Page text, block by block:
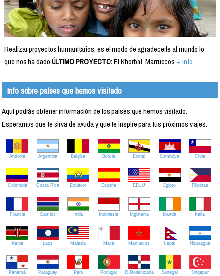
Realizar proyectos humanitarios, es el modo de agradecerle al mundo lo
que nos ha dado.ÚLTIMO PROYECTO:El Khorbat, Marruecos + info
Info sobre países que hemos visitado
Aquí podrás obtener información de los países que hemos visitado.
Esperamos que te sirva de ayuda y que te inspire para tus próximos viajes.
Andorra Argentina Bélgica Bolivia Brunei Camboya Chile
Colombia Costa Rica Ecuador España EEUU Egipto Filipinas
Francia Gambia India Indonesia Inglaterra Irlanda Italia
Kenia Laos Malasia Malta Marruecos Nepal Nicaragua
Panamá Paraguay Perú Portugal R.Dominicana Senegal Singapur